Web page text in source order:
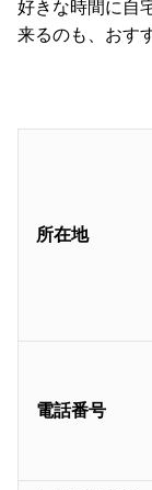
好きな時間に自
来るのも、おす
所在地
電話番号